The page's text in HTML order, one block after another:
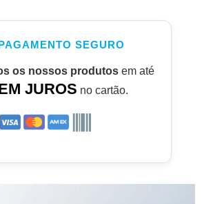
SEGURO
os nossos produtosem até
JUROS no cartão.